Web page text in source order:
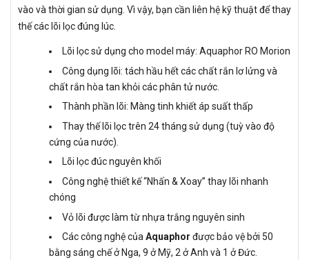
vào và thời gian sử dụng. Vì vậy, bạn cần liên hệ kỹ thuật để thay
thế các lõi lọc đúng lúc.
Lõi lọc sử dụng cho model máy: Aquaphor RO Morion
Công dụng lõi: tách hầu hết các chất rắn lơ lửng và
chất rắn hòa tan khỏi các phân tử nước.
Thành phần lõi: Màng tinh khiết áp suất thấp
Thay thế lõi lọc trên 24 tháng sử dụng (tuỳ vào độ
cứng của nước).
Lõi lọc đúc nguyên khối
Công nghệ thiết kế “Nhấn & Xoay” thay lõi nhanh
chóng
Vỏ lõi được làm từ nhựa trắng nguyên sinh
Các công nghệ của Aquaphor được bảo vệ bởi 50
bằng sáng chế ở Nga, 9 ở Mỹ, 2 ở Anh và 1 ở Đức.